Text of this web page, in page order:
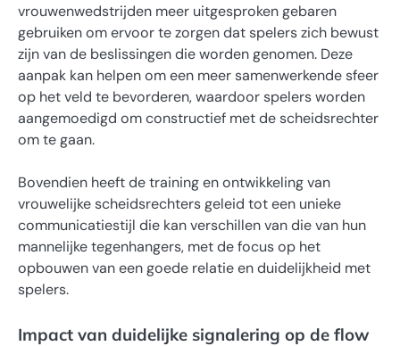
vrouwenwedstrijden meer uitgesproken gebaren
gebruiken om ervoor te zorgen dat spelers zich bewust
zijn van de beslissingen die worden genomen. Deze
aanpak kan helpen om een meer samenwerkende sfeer
op het veld te bevorderen, waardoor spelers worden
aangemoedigd om constructief met de scheidsrechter
om te gaan.
Bovendien heeft de training en ontwikkeling van
vrouwelijke scheidsrechters geleid tot een unieke
communicatiestijl die kan verschillen van die van hun
mannelijke tegenhangers, met de focus op het
opbouwen van een goede relatie en duidelijkheid met
spelers.
Impact van duidelijke signalering op de flow